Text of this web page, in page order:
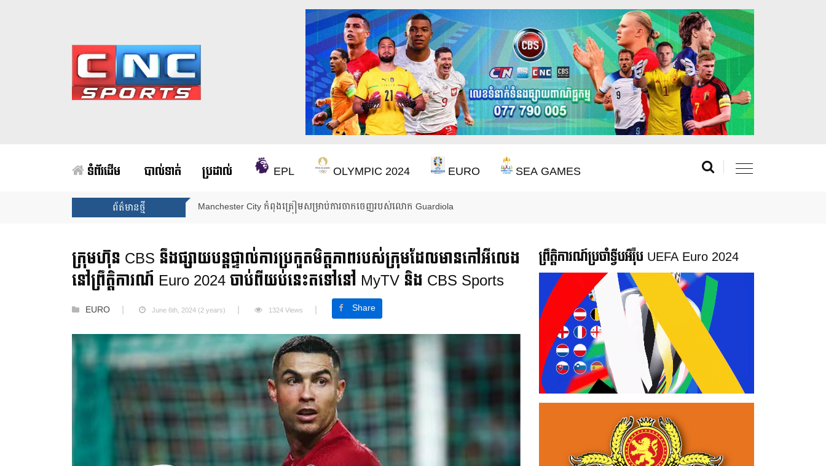
ទំព័រដើម បាល់ទាត់ ប្រដាល់ EPL OLYMPIC 2024 EURO SEA GAMES
ព័ត៌មានថ្មី ការប្រកាសក្រុមជម្រើសជាតិប្រេស៊ីល៖ Neymar សម្រេចបានក្តីសុបិន World Cup
ក្រុមហ៊ុន CBS នឹងផ្សាយបន្តផ្ទាល់ការប្រកួតមិត្តភាពរបស់ក្រុមដែលមានកៅអីលេង
នៅព្រឹត្តិការណ៍ Euro 2024 ចាប់ពីយប់នេះតទៅនៅ MyTV និង CBS Sports
EURO June 6th, 2024 (2 years) 1324 Views Share
ព្រឹត្តិការណ៍ប្រចាំទ្វីបអឺរ៉ុប UEFA Euro 2024